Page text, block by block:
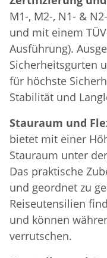
M1-, M2-, N1- &
und mit einem
Ausführung).
Sicherheitsgurten
für höchste
Stabilität und
Stauraum und
bietet mit einer
Stauraum unter
Das praktische
und geordnet zu
Reiseutensilien
und können
verrutschen.